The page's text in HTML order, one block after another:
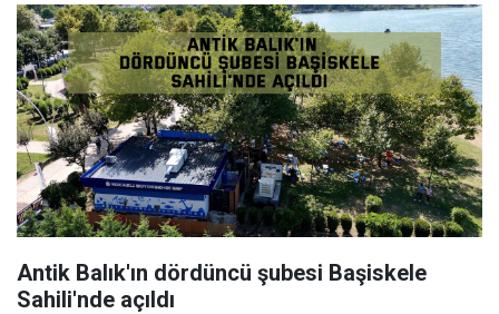
Antik Balık'ın dördüncü şubesi Başiskele
Sahili'nde açıldı